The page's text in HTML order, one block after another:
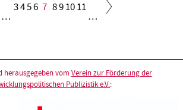
…
Seite
3Seite
4Seite
5Seite
6 Aktuelle
7 Seite
8Seite
9Seite
10Seite
11
…
herausgegeben vom Verein zur Förderung der
Publizistik e.V.: